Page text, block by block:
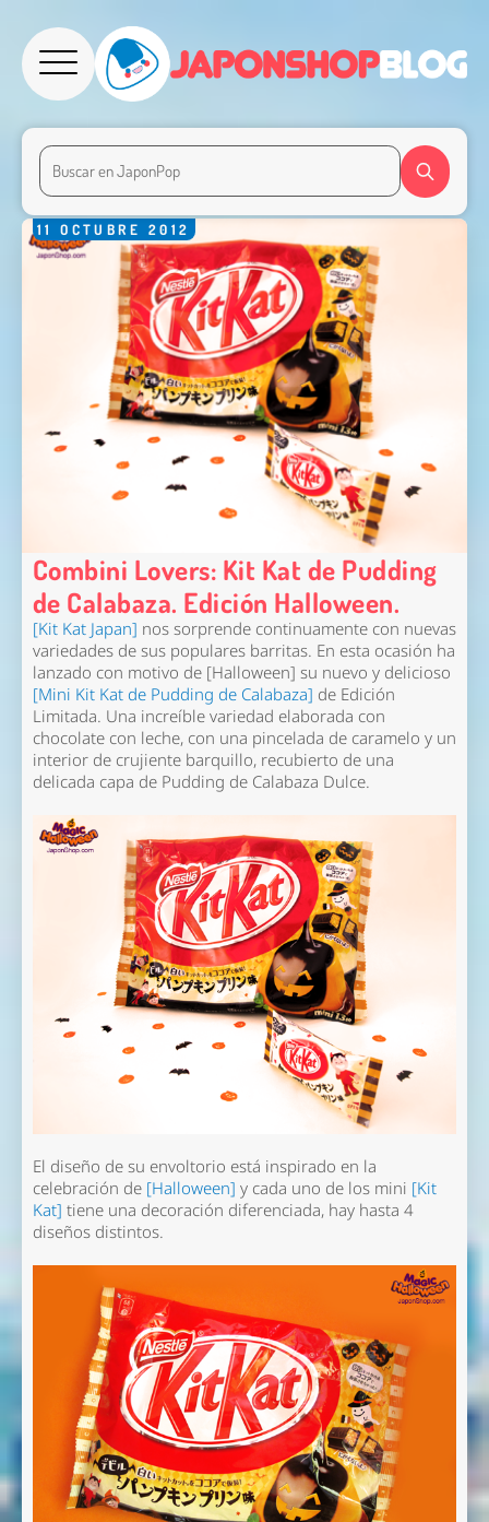
11 OCTUBRE 2012
Combini Lovers: Kit Kat de Pudding
de Calabaza. Edición Halloween.
[Kit Kat Japan] nos sorprende continuamente con nuevas
variedades de sus populares barritas. En esta ocasión ha
lanzado con motivo de [Halloween] su nuevo y delicioso
[Mini Kit Kat de Pudding de Calabaza] de Edición
Limitada. Una increíble variedad elaborada con
chocolate con leche, con una pincelada de caramelo y un
interior de crujiente barquillo, recubierto de una
delicada capa de Pudding de Calabaza Dulce.
El diseño de su envoltorio está inspirado en la
celebración de [Halloween] y cada uno de los mini [Kit
Kat] tiene una decoración diferenciada, hay hasta 4
diseños distintos.